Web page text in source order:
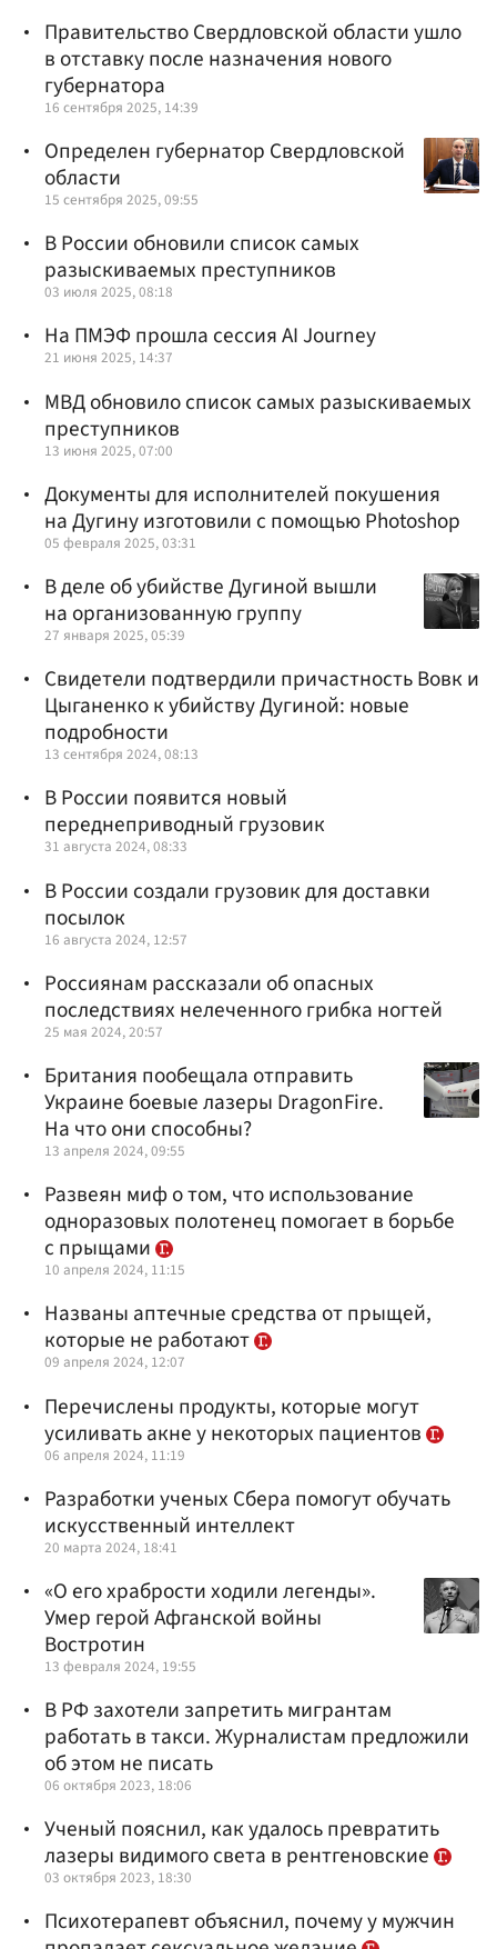
Правительство Свердловской области ушло
в отставку после назначения нового
губернатора
16 сентября 2025, 14:39
Определен губернатор Свердловской
области
15 сентября 2025, 09:55
В России обновили список самых
разыскиваемых преступников
03 июля 2025, 08:18
На ПМЭФ прошла сессия AI Journey
21 июня 2025, 14:37
МВД обновило список самых разыскиваемых
преступников
13 июня 2025, 07:00
Документы для исполнителей покушения
на Дугину изготовили с помощью Photoshop
05 февраля 2025, 03:31
В деле об убийстве Дугиной вышли
на организованную группу
27 января 2025, 05:39
Свидетели подтвердили причастность Вовк и
Цыганенко к убийству Дугиной: новые
подробности
13 сентября 2024, 08:13
В России появится новый
переднеприводный грузовик
31 августа 2024, 08:33
В России создали грузовик для доставки
посылок
16 августа 2024, 12:57
Россиянам рассказали об опасных
последствиях нелеченного грибка ногтей
25 мая 2024, 20:57
Британия пообещала отправить
Украине боевые лазеры DragonFire.
На что они способны?
13 апреля 2024, 09:55
Развеян миф о том, что использование
одноразовых полотенец помогает в борьбе
с прыщами
10 апреля 2024, 11:15
Названы аптечные средства от прыщей,
которые не работают
09 апреля 2024, 12:07
Перечислены продукты, которые могут
усиливать акне у некоторых пациентов
06 апреля 2024, 11:19
Разработки ученых Сбера помогут обучать
искусственный интеллект
20 марта 2024, 18:41
«О его храбрости ходили легенды».
Умер герой Афганской войны
Востротин
13 февраля 2024, 19:55
В РФ захотели запретить мигрантам
работать в такси. Журналистам предложили
об этом не писать
06 октября 2023, 18:06
Ученый пояснил, как удалось превратить
лазеры видимого света в рентгеновские
03 октября 2023, 18:30
Психотерапевт объяснил, почему у мужчин